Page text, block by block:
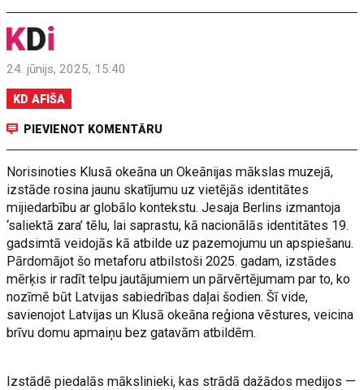
24. jūnijs, 2025, 15:40
KD AFIŠA
PIEVIENOT KOMENTĀRU
Norisinoties Klusā okeāna un Okeānijas mākslas muzejā,
izstāde rosina jaunu skatījumu uz vietējās identitātes
mijiedarbību ar globālo kontekstu. Jesaja Berlins izmantoja
‘saliektā zara’ tēlu, lai saprastu, kā nacionālās identitātes 19.
gadsimtā veidojās kā atbilde uz pazemojumu un apspiešanu.
Pārdomājot šo metaforu atbilstoši 2025. gadam, izstādes
mērķis ir radīt telpu jautājumiem un pārvērtējumam par to, ko
nozīmē būt Latvijas sabiedrības daļai šodien. Šī vide,
savienojot Latvijas un Klusā okeāna reģiona vēstures, veicina
brīvu domu apmaiņu bez gatavām atbildēm.
Izstādē piedalās mākslinieki, kas strādā dažādos medijos —